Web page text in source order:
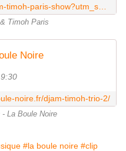
Timoh Paris
Noire
noire.fr/djam-timoh-trio-2/
La Boule Noire
#la boule noire #clip